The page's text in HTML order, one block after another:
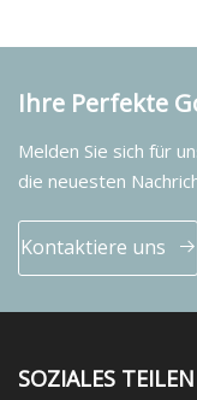
Ihre Perfekte
Melden Sie sich für
die neuesten
Kontaktiere uns
SOZIALES TEILEN